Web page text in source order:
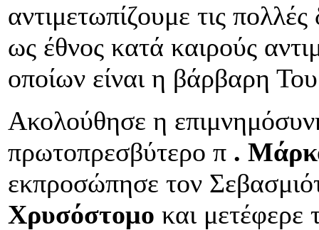
αντιμετωπίζουμε τις
ως έθνος κατά καιρούς
οποίων είναι η βάρβαρη
Ακολούθησε η
πρωτοπρεσβύτερο π .
εκπροσώπησε τον
Χρυσόστομο και μετέφερε